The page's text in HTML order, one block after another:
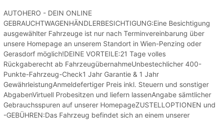
AUTOHERO - DEIN ONLINE
GEBRAUCHTWAGENHÄNDLERBESICHTIGUNG:Eine Besichtigung
ausgewählter Fahrzeuge ist nur nach Terminvereinbarung über
unsere Homepage an unserem Standort in Wien-Penzing oder
Gerasdorf möglich!DEINE VORTEILE:21 Tage volles
Rückgaberecht ab FahrzeugübernahmeUnbestechlicher 400-
Punkte-Fahrzeug-Check1 Jahr Garantie & 1 Jahr
GewährleistungAnmeldefertiger Preis inkl. Steuern und sonstiger
AbgabenVirtuell Probesitzen und liefern lassenAngabe sämtlicher
Gebrauchsspuren auf unserer HomepageZUSTELLOPTIONEN und
-GEBÜHREN:Das Fahrzeug befindet sich an einem unserer